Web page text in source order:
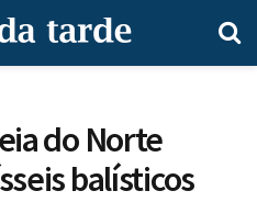
do Norte
balísticos